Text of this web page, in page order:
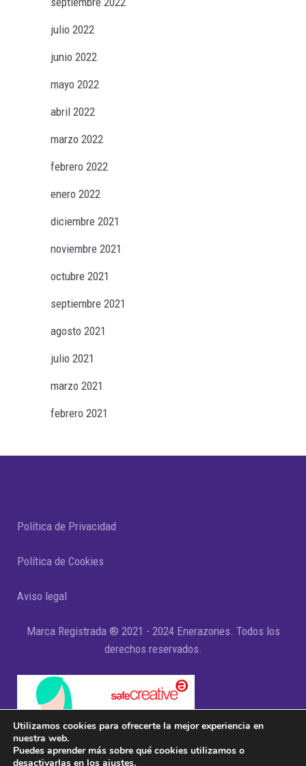
julio 2022
junio 2022
mayo 2022
abril 2022
marzo 2022
febrero 2022
enero 2022
diciembre 2021
noviembre 2021
octubre 2021
septiembre 2021
agosto 2021
julio 2021
marzo 2021
febrero 2021
Política de Privacidad
Política de Cookies
Aviso legal
Marca Registrada ® 2021 - 2024 Enerazones. Todos los
derechos reservados.
Utilizamos cookies para ofrecerte la mejor experiencia en
nuestra web.
Puedes aprender más sobre qué cookies utilizamos o
desactivarlas en los ajustes.